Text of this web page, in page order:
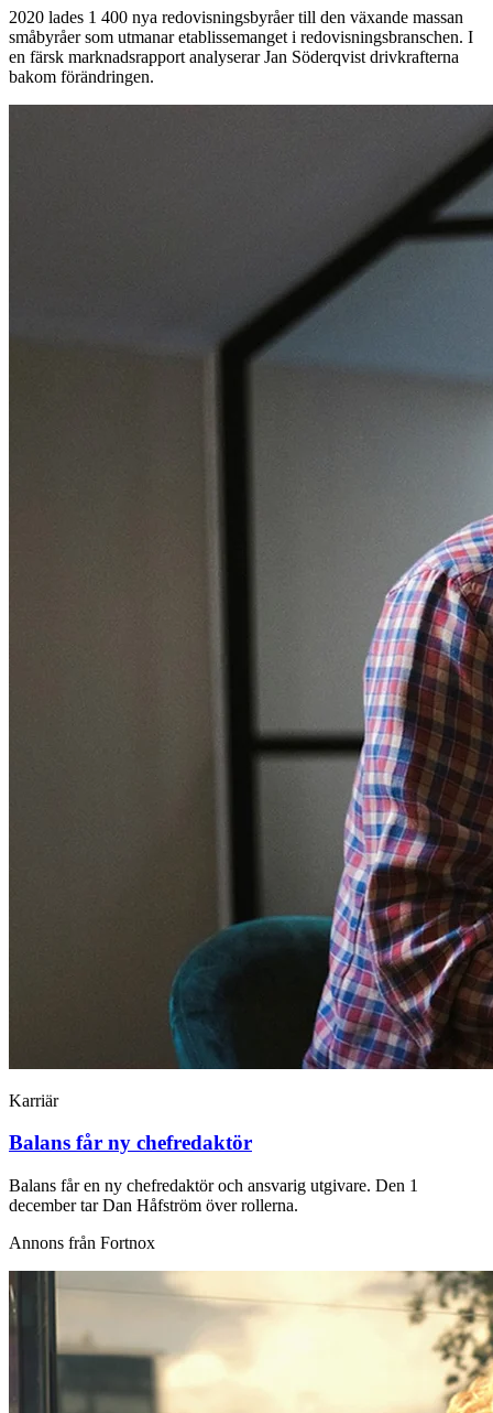
2020 lades 1 400 nya redovisningsbyråer till den växande massan
småbyråer som utmanar etablissemanget i redovisningsbranschen. I
en färsk marknadsrapport analyserar Jan Söderqvist drivkrafterna
bakom förändringen.
Karriär
Balans får ny chefredaktör
Balans får en ny chefredaktör och ansvarig utgivare. Den 1
december tar Dan Håfström över rollerna.
Annons från Fortnox